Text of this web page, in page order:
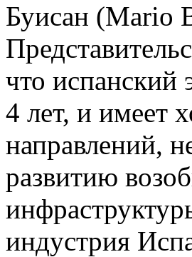
Буисан (Mario
что испанский
4 лет, и имеет
направлений,
развитию
индустрия